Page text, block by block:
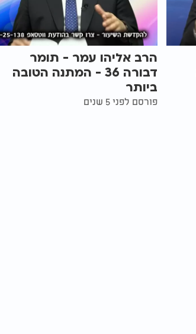
הרב אליהו עמר - תומר
דבורה 36 - המתנה הטובה
ביותר
פורסם לפני 5 שנים